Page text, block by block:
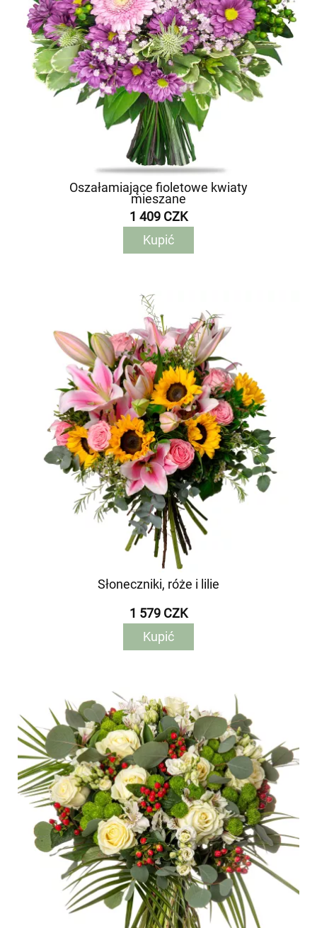
Oszałamiające fioletowe kwiaty
mieszane
1 409 CZK
Kupić
Słoneczniki, róże i lilie
1 579 CZK
Kupić